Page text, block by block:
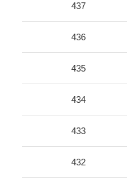
437
436
435
434
433
432